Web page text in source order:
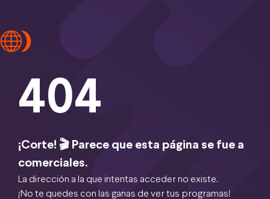
404
¡Corte! 🎬 Parece que esta página se fue a
comerciales.
La dirección a la que intentas acceder no existe.
¡No te quedes con las ganas de ver tus programas!